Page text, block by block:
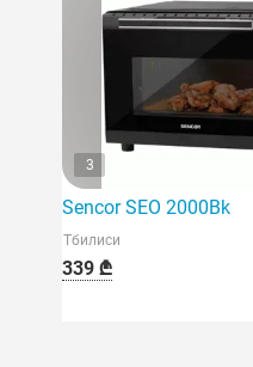
3
Sencor SEO 2000Bk
Тбилиси
339 ₾